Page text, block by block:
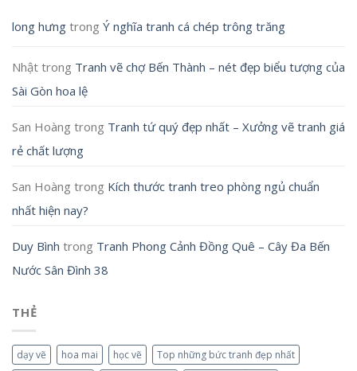
long hưng trong Ý nghĩa tranh cá chép trông trăng
Nhật trong Tranh vẽ chợ Bến Thành – nét đẹp biểu tượng của
Sài Gòn hoa lệ
San Hoàng trong Tranh tứ quý đẹp nhất – Xưởng vẽ tranh giá
rẻ chất lượng
San Hoàng trong Kích thước tranh treo phòng ngủ chuẩn
nhất hiện nay?
Duy Bình trong Tranh Phong Cảnh Đồng Quê – Cây Đa Bến
Nước Sân Đình 38
THẺ
dạy vẽ hoa mai học vẽ
Top những bức tranh đẹp nhất